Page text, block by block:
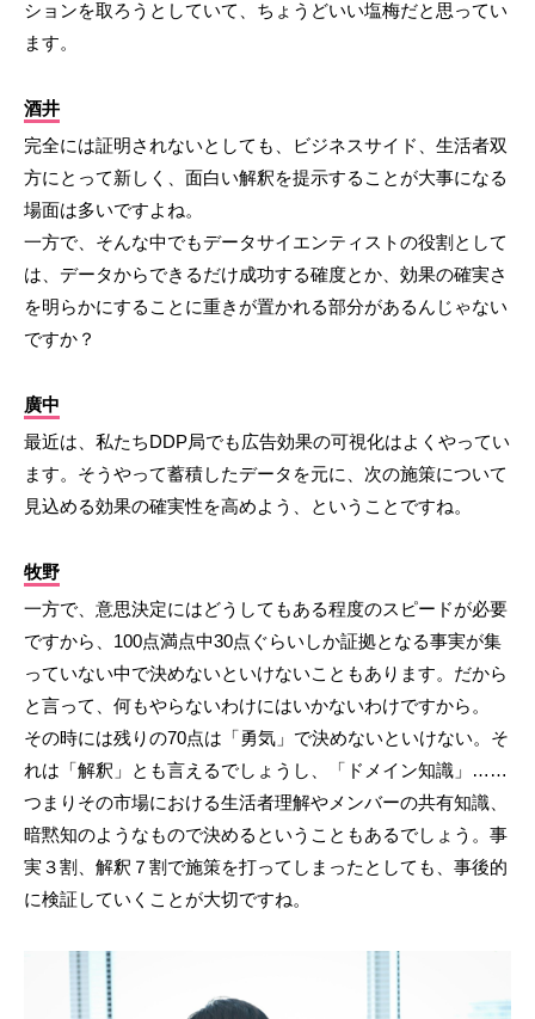
ションを取ろうとしていて、ちょうどいい塩梅だと思ってい
ます。
酒井
完全には証明されないとしても、ビジネスサイド、生活者双
方にとって新しく、面白い解釈を提示することが大事になる
場面は多いですよね。
一方で、そんな中でもデータサイエンティストの役割として
は、データからできるだけ成功する確度とか、効果の確実さ
を明らかにすることに重きが置かれる部分があるんじゃない
ですか？
廣中
最近は、私たちDDP局でも広告効果の可視化はよくやってい
ます。そうやって蓄積したデータを元に、次の施策について
見込める効果の確実性を高めよう、ということですね。
牧野
一方で、意思決定にはどうしてもある程度のスピードが必要
ですから、100点満点中30点ぐらいしか証拠となる事実が集
っていない中で決めないといけないこともあります。だから
と言って、何もやらないわけにはいかないわけですから。
その時には残りの70点は「勇気」で決めないといけない。そ
れは「解釈」とも言えるでしょうし、「ドメイン知識」……
つまりその市場における生活者理解やメンバーの共有知識、
暗黙知のようなもので決めるということもあるでしょう。事
実３割、解釈７割で施策を打ってしまったとしても、事後的
に検証していくことが大切ですね。